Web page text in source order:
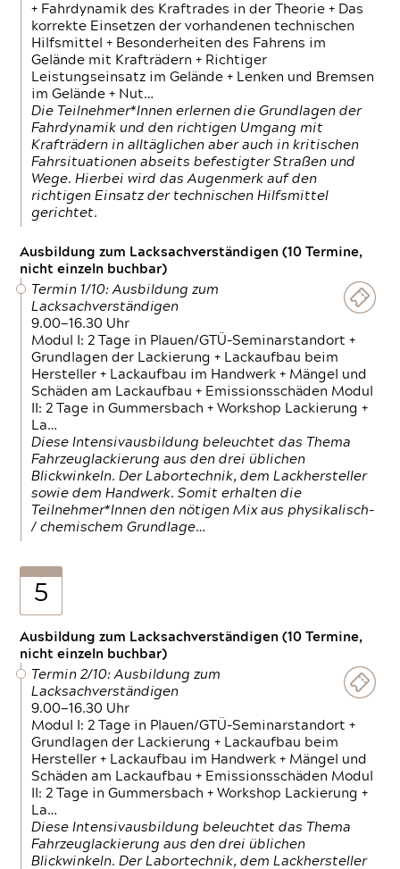
+ Fahrdynamik des Kraftrades in der Theorie + Das
korrekte Einsetzen der vorhandenen technischen
Hilfsmittel + Besonderheiten des Fahrens im
Gelände mit Krafträdern + Richtiger
Leistungseinsatz im Gelände + Lenken und Bremsen
im Gelände + Nut…
Die Teilnehmer*Innen erlernen die Grundlagen der
Fahrdynamik und den richtigen Umgang mit
Krafträdern in alltäglichen aber auch in kritischen
Fahrsituationen abseits befestigter Straßen und
Wege. Hierbei wird das Augenmerk auf den
richtigen Einsatz der technischen Hilfsmittel
gerichtet.
Ausbildung zum Lacksachverständigen (10 Termine,
nicht einzeln buchbar)
Termin 1/10: Ausbildung zum
Lacksachverständigen
9.00—16.30 Uhr
Modul I: 2 Tage in Plauen/GTÜ-Seminarstandort +
Grundlagen der Lackierung + Lackaufbau beim
Hersteller + Lackaufbau im Handwerk + Mängel und
Schäden am Lackaufbau + Emissionsschäden Modul
II: 2 Tage in Gummersbach + Workshop Lackierung +
La…
Diese Intensivausbildung beleuchtet das Thema
Fahrzeuglackierung aus den drei üblichen
Blickwinkeln. Der Labortechnik, dem Lackhersteller
sowie dem Handwerk. Somit erhalten die
Teilnehmer*Innen den nötigen Mix aus physikalisch-
/ chemischem Grundlage…
5
Ausbildung zum Lacksachverständigen (10 Termine,
nicht einzeln buchbar)
Termin 2/10: Ausbildung zum
Lacksachverständigen
9.00—16.30 Uhr
Modul I: 2 Tage in Plauen/GTÜ-Seminarstandort +
Grundlagen der Lackierung + Lackaufbau beim
Hersteller + Lackaufbau im Handwerk + Mängel und
Schäden am Lackaufbau + Emissionsschäden Modul
II: 2 Tage in Gummersbach + Workshop Lackierung +
La…
Diese Intensivausbildung beleuchtet das Thema
Fahrzeuglackierung aus den drei üblichen
Blickwinkeln. Der Labortechnik, dem Lackhersteller